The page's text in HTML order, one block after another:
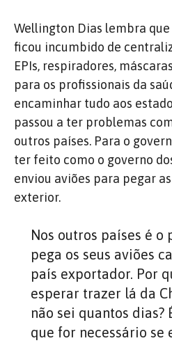
Wellington Dias lembra
ficou incumbido de
EPIs, respiradores,
para os profissionais da
encaminhar tudo aos
passou a ter problemas
outros países. Para o
ter feito como o governo
enviou aviões para pegar
exterior.
Nos outros países é
pega os seus aviões
país exportador. Por
esperar trazer lá da
não sei quantos dias?
que for necessário se